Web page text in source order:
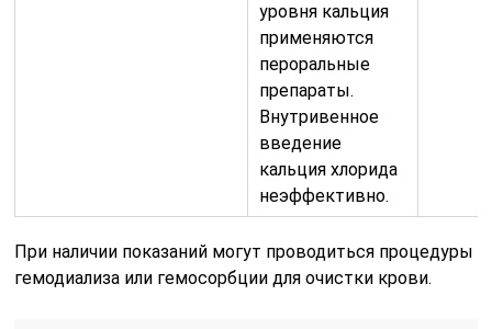
уровня кальция
применяются
пероральные
препараты.
Внутривенное
введение
кальция хлорида
неэффективно.
При наличии показаний могут проводиться процедуры
гемодиализа или гемосорбции для очистки крови.